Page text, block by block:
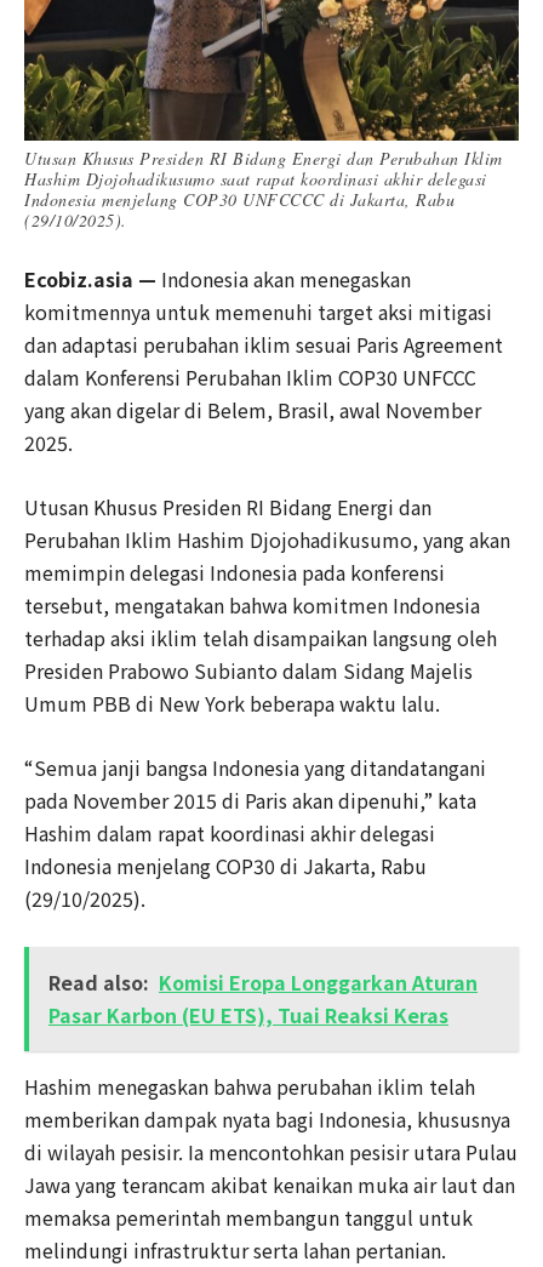
Utusan Khusus Presiden RI Bidang Energi dan Perubahan Iklim
Hashim Djojohadikusumo saat rapat koordinasi akhir delegasi
Indonesia menjelang COP30 UNFCCCC di Jakarta, Rabu
(29/10/2025).
Ecobiz.asia — Indonesia akan menegaskan
komitmennya untuk memenuhi target aksi mitigasi
dan adaptasi perubahan iklim sesuai Paris Agreement
dalam Konferensi Perubahan Iklim COP30 UNFCCC
yang akan digelar di Belem, Brasil, awal November
2025.
Utusan Khusus Presiden RI Bidang Energi dan
Perubahan Iklim Hashim Djojohadikusumo, yang akan
memimpin delegasi Indonesia pada konferensi
tersebut, mengatakan bahwa komitmen Indonesia
terhadap aksi iklim telah disampaikan langsung oleh
Presiden Prabowo Subianto dalam Sidang Majelis
Umum PBB di New York beberapa waktu lalu.
“Semua janji bangsa Indonesia yang ditandatangani
pada November 2015 di Paris akan dipenuhi,” kata
Hashim dalam rapat koordinasi akhir delegasi
Indonesia menjelang COP30 di Jakarta, Rabu
(29/10/2025).
Read also: Komisi Eropa Longgarkan Aturan
Pasar Karbon (EU ETS), Tuai Reaksi Keras
Hashim menegaskan bahwa perubahan iklim telah
memberikan dampak nyata bagi Indonesia, khususnya
di wilayah pesisir. Ia mencontohkan pesisir utara Pulau
Jawa yang terancam akibat kenaikan muka air laut dan
memaksa pemerintah membangun tanggul untuk
melindungi infrastruktur serta lahan pertanian.